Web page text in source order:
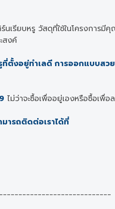
เรียบหรู วัสดุที่ใช้ในโครงการ
สงค์
ตั้งอยู่ทำเลดี การออกแบบสว
ไม่ว่าจะซื้อเพื่ออยู่เองหรือซื้อเพื่
ารถติดต่อเราได้ที่